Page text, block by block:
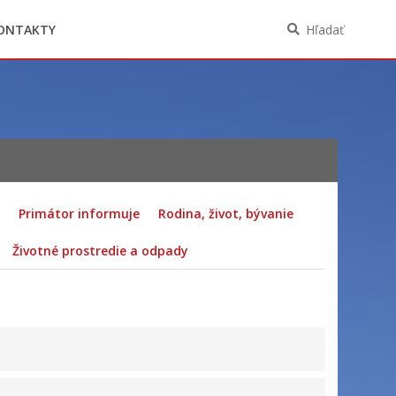
majetkových pomerov verejného funkcionára
Hľadať
Primátor informuje Rodina, život, bývanie
Životné prostredie a odpady